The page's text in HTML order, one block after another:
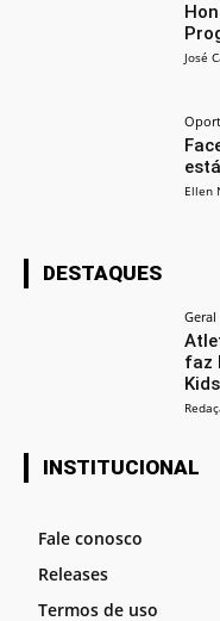
José
Ellen
DESTAQUES
Geral
faz
INSTITUCIONAL
Fale conosco
Releases
Termos de uso